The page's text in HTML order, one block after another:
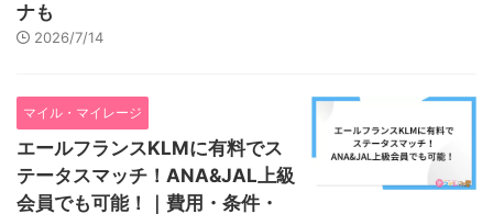
ナも
2026/7/14
マイル・マイレージ
エールフランスKLMに有料でス
テータスマッチ！ANA&JAL上級
会員でも可能！｜費用・条件・